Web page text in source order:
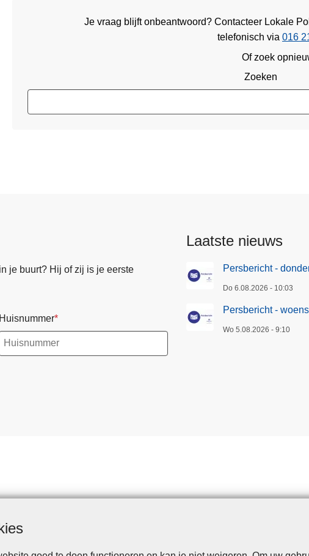
Je vraag blijft onbeantwoord? Contacteer Lokale
telefonisch via 016
Of zoek
Zoeken
je buurt? Hij of zij is je eerste
Huisnummer
Laatste nieuws
Persbericht -
Do 6.08.2026 - 10:03
Persbericht -
Wo 5.08.2026 - 9:10